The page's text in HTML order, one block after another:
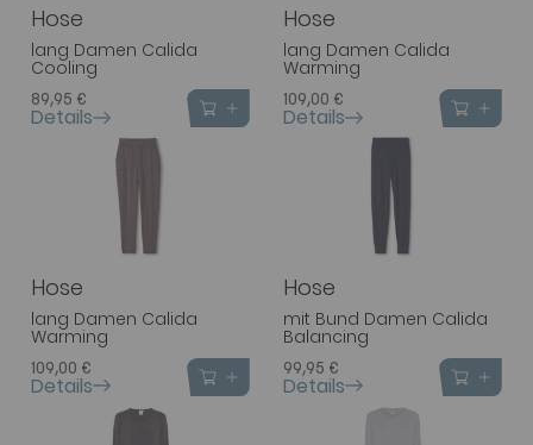
Hose
lang Damen Calida
Cooling
89,95 €
Details
Hose
lang Damen Calida
Warming
109,00 €
Details
Hose
lang Damen Calida
Warming
109,00 €
Details
Hose
mit Bund Damen Calida
Balancing
99,95 €
Details